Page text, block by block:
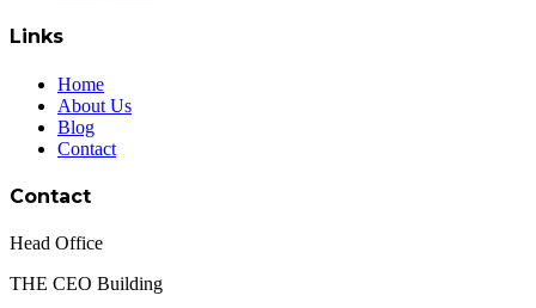
Links
Home
About Us
Blog
Contact
Contact
Head Office
THE CEO Building